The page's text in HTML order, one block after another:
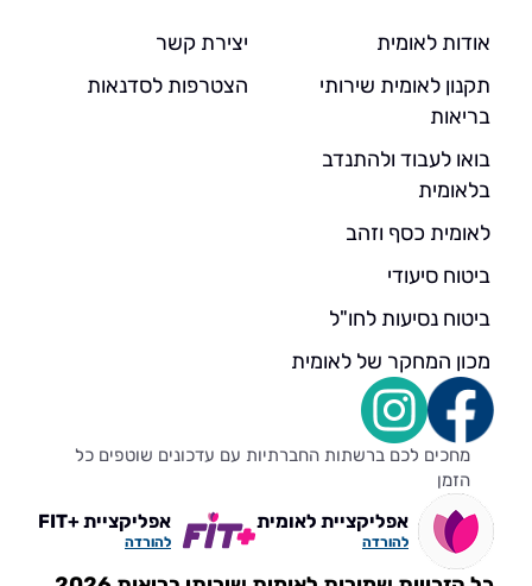
אודות לאומית
תקנון לאומית שירותי
בריאות
בואו לעבוד ולהתנדב
בלאומית
לאומית כסף וזהב
ביטוח סיעודי
ביטוח נסיעות לחו"ל
מכון המחקר של לאומית
יצירת קשר
הצטרפות לסדנאות
מחכים לכם ברשתות החברתיות עם עדכונים שוטפים כל
הזמן
אפליקציית לאומית
להורדה
אפליקציית +FIT
להורדה